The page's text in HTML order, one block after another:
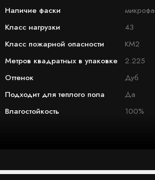
Наличие фаски
Класс нагрузки
43
Класс пожарной опасности
КМ2
Метров квадратных в упаковке
2.225
Оттенок
Дуб
Подходит для теплого пола
Да
Влагостойкость
100%